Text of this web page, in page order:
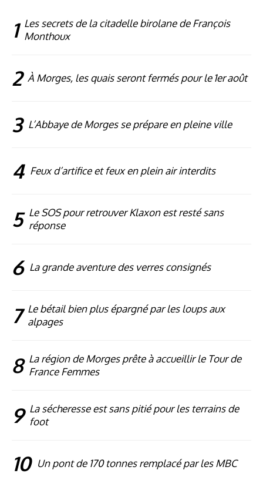
1 Les secrets de la citadelle birolane de François
Monthoux
2 À Morges, les quais seront fermés pour le 1er août
3 L’Abbaye de Morges se prépare en pleine ville
4 Feux d’artifice et feux en plein air interdits
5 Le SOS pour retrouver Klaxon est resté sans
réponse
6 La grande aventure des verres consignés
7 Le bétail bien plus épargné par les loups aux
alpages
8 La région de Morges prête à accueillir le Tour de
France Femmes
9 La sécheresse est sans pitié pour les terrains de
foot
10 Un pont de 170 tonnes remplacé par les MBC